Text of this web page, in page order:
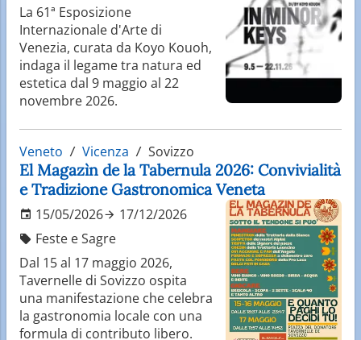
La 61ª Esposizione
Internazionale d'Arte di
Venezia, curata da Koyo Kouoh,
indaga il legame tra natura ed
estetica dal 9 maggio al 22
novembre 2026.
Veneto Vicenza Sovizzo
El Magazìn de la Tabernula 2026: Convivialità
e Tradizione Gastronomica Veneta
15/05/2026
17/12/2026
Feste e Sagre
Dal 15 al 17 maggio 2026,
Tavernelle di Sovizzo ospita
una manifestazione che celebra
la gastronomia locale con una
formula di contributo libero.